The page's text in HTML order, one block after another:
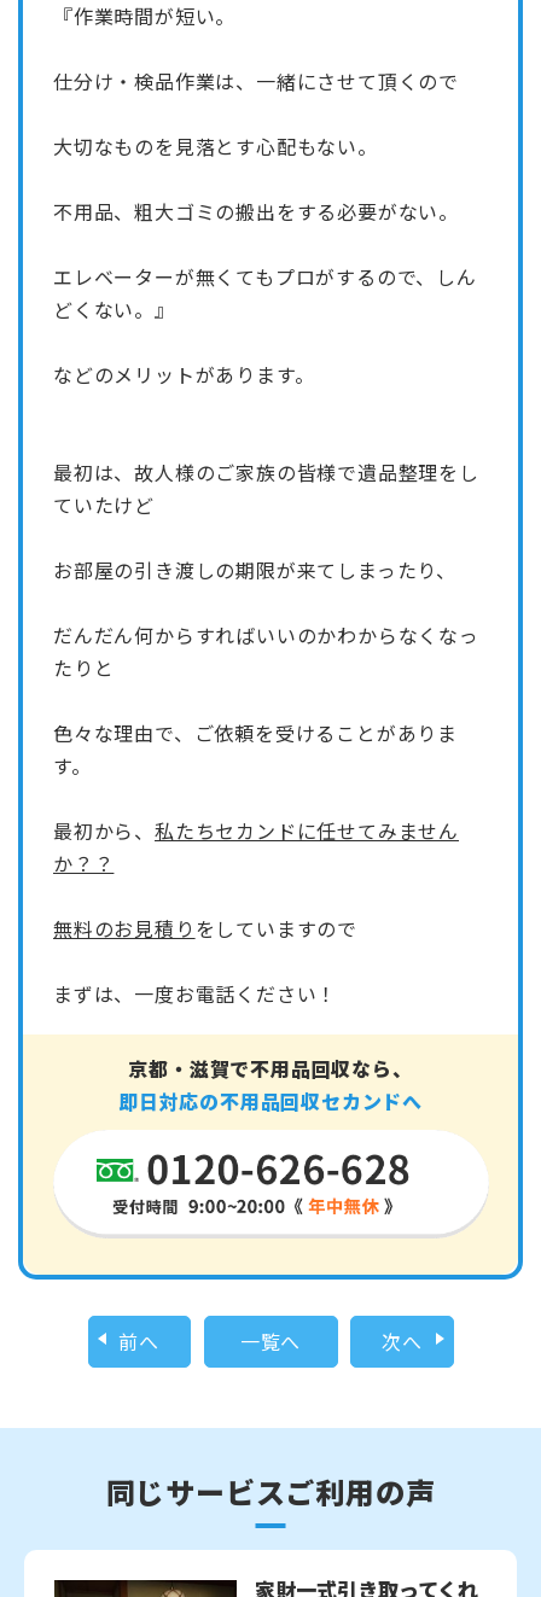
『作業時間が短い。
仕分け・検品作業は、一緒にさせて頂くので
大切なものを見落とす心配もない。
不用品、粗大ゴミの搬出をする必要がない。
エレベーターが無くてもプロがするので、しん
どくない。』
などのメリットがあります。
最初は、故人様のご家族の皆様で遺品整理をし
ていたけど
お部屋の引き渡しの期限が来てしまったり、
だんだん何からすればいいのかわからなくなっ
たりと
色々な理由で、ご依頼を受けることがありま
す。
最初から、 私たちセカンドに任せてみません
か？？
無料のお見積り をしていますので
まずは、一度お電話ください！
京都・滋賀で不用品回収なら、
即日対応の不用品回収セカンドへ
前へ 一覧へ 次へ
同じサービスご利用の声
家財一式引き取ってくれ